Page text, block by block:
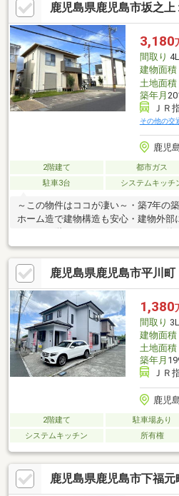
鹿児島県鹿児島市坂之
3,180
間取り
建物面積
土地面積
築年月
ＪＲ
その他の交
鹿児
2階建て 都市ガス
駐車3台
システムキッチ
～この物件はココが凄い～・築7年の
ホーム造で建物構造も安心・建物外
が良い南向き！・南東角地&北側に公
ンターフォン付き・太陽光3.01kw搭
水廻りは回遊動線となり、家事ラクラ
商業施設等が徒歩圏内・リビングは広
3・設計住宅性能評価書を取得済タマ
前面道路は幅員6ｍで前向き駐車や車
鹿児島県鹿児島市平川
1,380
間取り
建物面積
土地面積
築年月
ＪＲ
鹿児
2階建て 駐車場あり
システムキッチン
所有権
鹿児島県鹿児島市下福